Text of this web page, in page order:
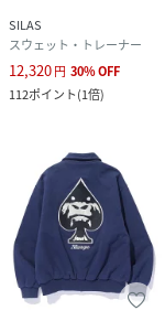
SILAS
スウェット・トレーナー
12,320円 30%OFF
112ポイント(1倍)